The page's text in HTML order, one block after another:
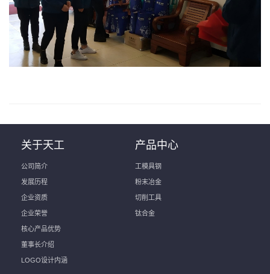
关于天工
公司简介
发展历程
企业资质
企业荣誉
核心产品优势
董事长介绍
LOGO设计内涵
产品中心
工模具钢
粉末冶金
切削工具
钛合金